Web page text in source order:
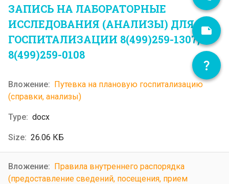
ЗАПИСЬ НА ЛАБОРАТОРНЫЕ
ИССЛЕДОВАНИЯ (АНАЛИЗЫ) ДЛЯ
ГОСПИТАЛИЗАЦИИ 8(499)259-1307,
8(499)259-0108
Путевка на плановую госпитализацию
(справки, анализы)
docx
26.06 КБ
Правила внутреннего распорядка
(предоставление сведений, посещения, прием